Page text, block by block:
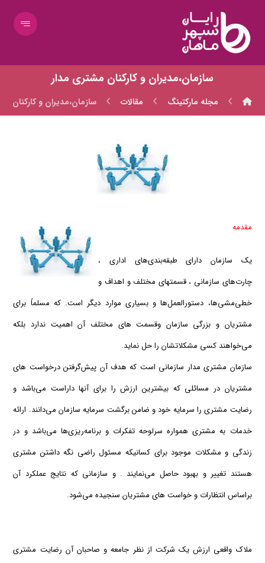
سازمان،مديران و كاركنان مشتري مدار
مجله مارکتینگ مقالات سازمان،مديران و كاركنان
مقدمه
یك سازمان دارای طبقه‌بندی‌های اداری ،
چارت‌های سازمانی ، قسمتهای مختلف و اهداف و
خطی‌مشی‌ها، دستورالعمل‌ها و بسیاری موارد دیگر است. كه مسلماً برای
مشتریان و بزرگی سازمان وقسمت های مختلف آن اهمیت ندارد بلكه
می‌خواهند كسی مشكلاتشان را حل نماید.
سازمان مشتری مدار سازمانی است كه هدف آن پیش‌گرفتن درخواست‌ های
مشتریان در مسائلی كه بیشترین ارزش را برای آنها داراست می‌باشد و
رضایت مشتری را سرمایه خود و ضامن برگشت سرمایه سازمان می‌دانند. ارائه
خدمات به مشتری همواره سرلوحه تفكرات و برنامه‌ریزی‌ها می‌باشد و در
زندگی و مشكلات موجود برای كسانیكه مسئول راضی نگه داشتن مشتری
هستند تغییر و بهبود حاصل می‌نمایند . و سازمانی كه نتایج عملكرد آن
براساس انتظارات و خواست ‌های مشتریان سنجیده می‌شود.
ملاك واقعی ارزش یك شركت از نظر جامعه و صاحبان آن رضایت مشتری